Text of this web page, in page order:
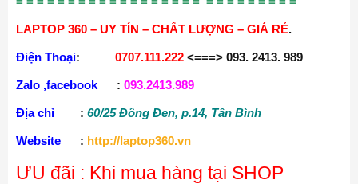
LAPTOP 360 – UY TÍN – CHẤT LƯỢNG – GIÁ RẺ.
Điện Thoại: 0707.111.222 <===> 093. 2413. 989
Zalo ,facebook : 093.2413.989
Địa chỉ : 60/25 Đồng Đen, p.14, Tân Bình
Website : http://laptop360.vn
ƯU đãi : Khi mua hàng tại SHOP